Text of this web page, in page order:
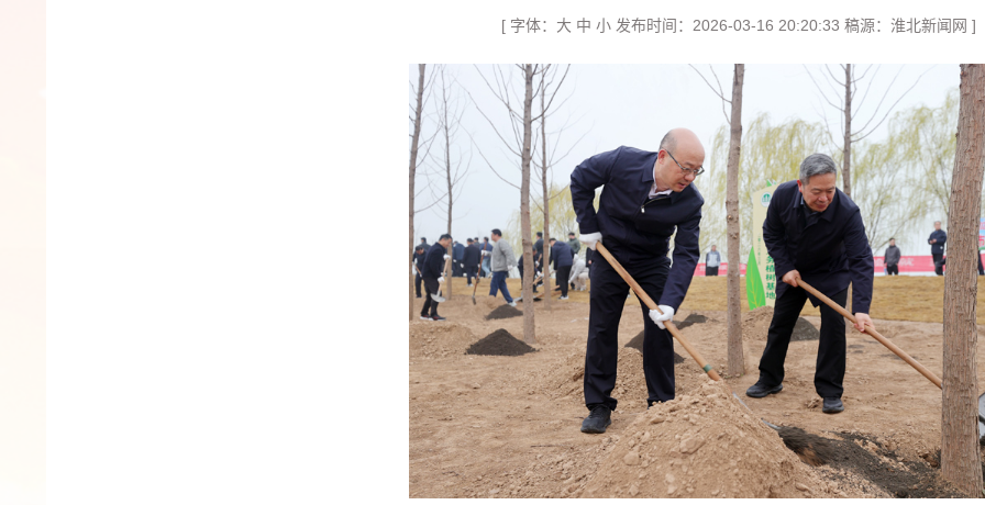
[ 字体： 大 中 小 发布时间：2026-03-16 20:20:33 稿源：淮北新闻网 ]